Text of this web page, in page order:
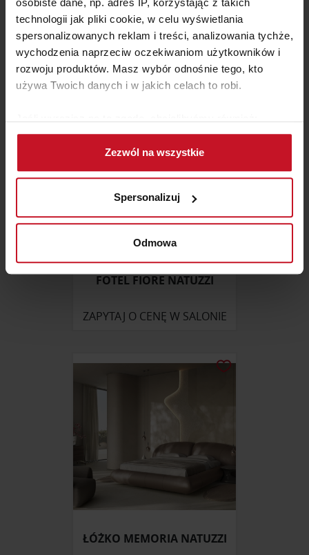
osobiste dane, np. adres IP, korzystając z takich
technologii jak pliki cookie, w celu wyświetlania
spersonalizowanych reklam i treści, analizowania tychże,
wychodzenia naprzeciw oczekiwaniom użytkowników i
rozwoju produktów. Masz wybór odnośnie tego, kto
używa Twoich danych i w jakich celach to robi.
Gromadzić dane dotyczące Twojej lokalizacji
geograficznej z dokładnością nawet do kilku metrów
Identyfikować Twoje urządzenie, aktywnie
(fingerprinting, czyli wirtualny odcisk palca)
Dowiedz się więcej odnośnie tego, jak Twoje osobiste
dane są przetwarzane oraz ustaw własne preferencje w
zmienić lub wycofać swoją zgodę w dowolnej chwili.
i reklam, aby oferować funkcje społecznościowe i
społecznościowym, reklamowym i analitycznym.
Partnerzy mogą połączyć te informacje z innymi danymi
otrzymanymi od Ciebie lub uzyskanymi podczas
Zezwól na wszystkie
Spersonalizuj
Odmowa
KONSOLA RADO KERAMIK
ZAPYTAJ O CENĘ W SALONIE
FOTEL FIORE NATUZZI
ZAPYTAJ O CENĘ W SALONIE
ŁÓŻKO MEMORIA NATUZZI